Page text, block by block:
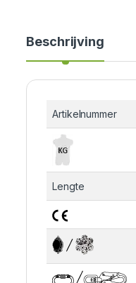
Beschrijving
Artikelnummer
Lengte